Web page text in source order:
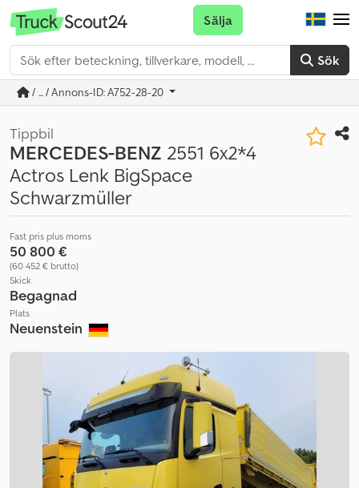
Sök
Sälja
/ ... / Annons-ID: A752-28-20
Tippbil
MERCEDES-BENZ 2551 6x2*4
Actros Lenk BigSpace
Schwarzmüller
Fast pris plus moms
50 800 €
(60 452 € brutto)
Skick
Begagnad
Plats
Neuenstein